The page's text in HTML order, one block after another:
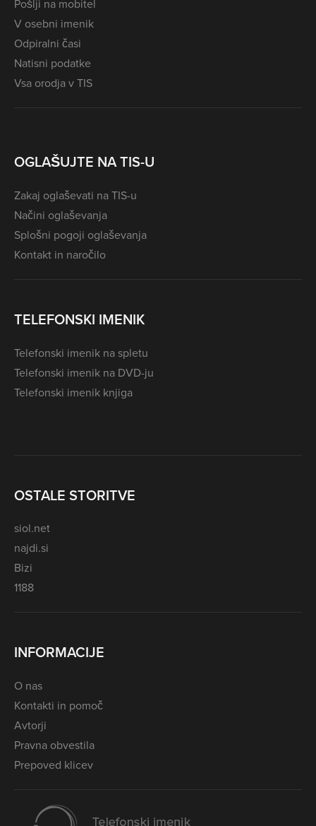
Pošlji na mobitel
V osebni imenik
Odpiralni časi
Natisni podatke
Vsa orodja v TIS
OGLAŠUJTE NA TIS-U
Zakaj oglaševati na TIS-u
Načini oglaševanja
Splošni pogoji oglaševanja
Kontakt in naročilo
TELEFONSKI IMENIK
Telefonski imenik na spletu
Telefonski imenik na DVD-ju
Telefonski imenik knjiga
OSTALE STORITVE
siol.net
najdi.si
Bizi
1188
INFORMACIJE
O nas
Kontakti in pomoč
Avtorji
Pravna obvestila
Prepoved klicev